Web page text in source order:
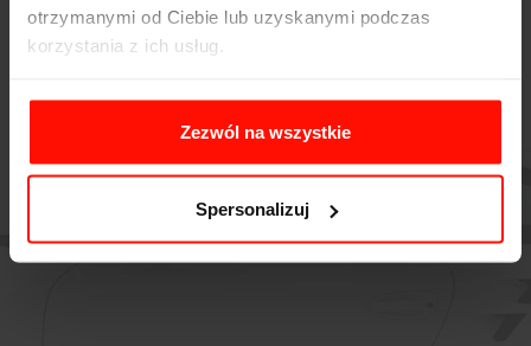
otrzymanymi od Ciebie lub uzyskanymi podczas
korzystania z ich usług.
Zezwól na wszystkie
Spersonalizuj